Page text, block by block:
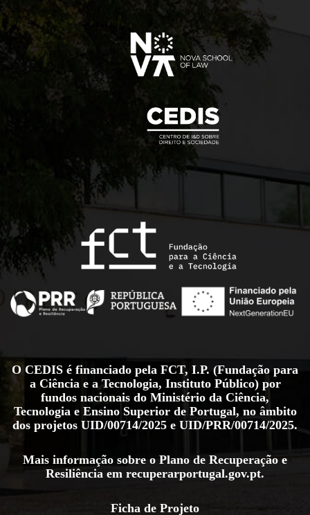
O CEDIS é financiado pela FCT, I.P. (Fundação para
a Ciência e a Tecnologia, Instituto Público) por
fundos nacionais do Ministério da Ciência,
Tecnologia e Ensino Superior de Portugal, no âmbito
dos projetos UID/00714/2025 e UID/PRR/00714/2025.
Mais informação sobre o Plano de Recuperação e
Resiliência em recuperarportugal.gov.pt.
Ficha de Projeto